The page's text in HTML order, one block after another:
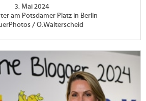
3. Mai 2024
am Potsdamer Platz in Berlin
/ O.Walterscheid